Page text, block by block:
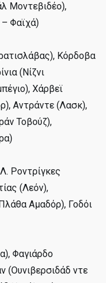
Μοντεβιδέο),
Φαϊχά)
Κόρδοβα
(Νίζνι
Χάρβεϊ
Αντράντε (Λασκ),
Τοβούζ),
Ροντρίγκες
(Λεόν),
Αμαδόρ), Γοδόι
Φαγιάρδο
(Ουνιβερσιδάδ ντε